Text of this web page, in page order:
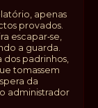
apenas
provados.
escapar‑se,
a guarda.
dos padrinhos,
tomassem
da
administrador